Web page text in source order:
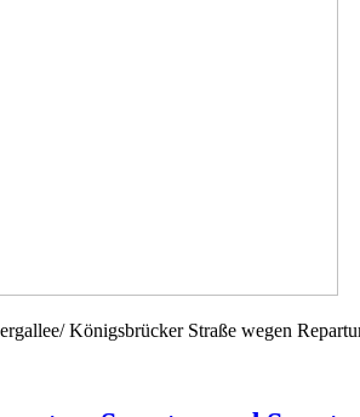
Königsbrücker Straße wegen